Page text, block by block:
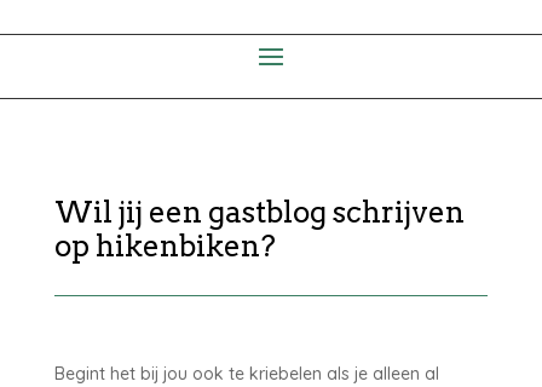
Wil jij een gastblog schrijven
op hikenbiken?
Begint het bij jou ook te kriebelen als je alleen al